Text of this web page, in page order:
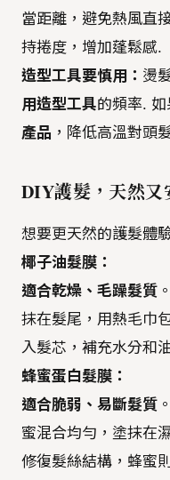
當距離，避免熱風直
持捲度，增加蓬鬆感.
造型工具要慎用： 燙
用造型工具的頻率.
產品 ，降低高溫對頭
DIY護髮，天然又
想要更天然的護髮體
椰子油髮膜：
適合乾燥、毛躁髮質
抹在髮尾，用熱毛巾
入髮芯，補充水分和
蜂蜜蛋白髮膜：
適合脆弱、易斷髮質
蜜混合均勻，塗抹在
修復髮絲結構，蜂蜜